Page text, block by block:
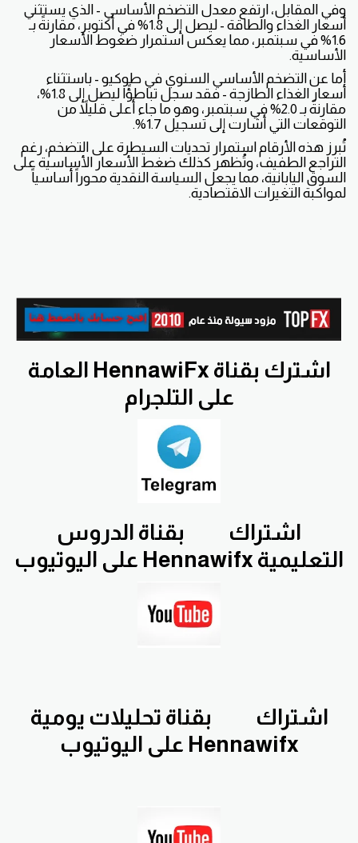
وفي المقابل، ارتفع معدل التضخم الأساسي - الذي يستثني
أسعار الغذاء والطاقة - ليصل إلى 1.8% في أكتوبر، مقارنةً بـ
1.6% في سبتمبر، مما يعكس استمرار ضغوط الأسعار
الأساسية.
أما عن التضخم الأساسي السنوي في طوكيو - باستثناء
أسعار الغذاء الطازجة - فقد سجل تباطؤًا ليصل إلى 1.8%،
مقارنةً بـ 2.0% في سبتمبر، وهو ما جاء أعلى قليلاً من
التوقعات التي أشارت إلى تسجيل 1.7%.
تُبرز هذه الأرقام استمرار تحديات السيطرة على التضخم، رغم
التراجع الطفيف، وتُظهر كذلك ضغط الأسعار الأساسية على
السوق اليابانية، مما يجعل السياسة النقدية محوراً أساسياً
لمواكبة التغيرات الاقتصادية.
اشترك بقناة HennawiFx العامة
على التلجرام
اشتراك
بقناة الدروس
التعليمية Hennawifx على اليوتيوب
اشتراك
بقناة تحليلات يومية
Hennawifx على اليوتيوب